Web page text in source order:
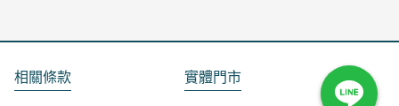
相關條款 實體門市